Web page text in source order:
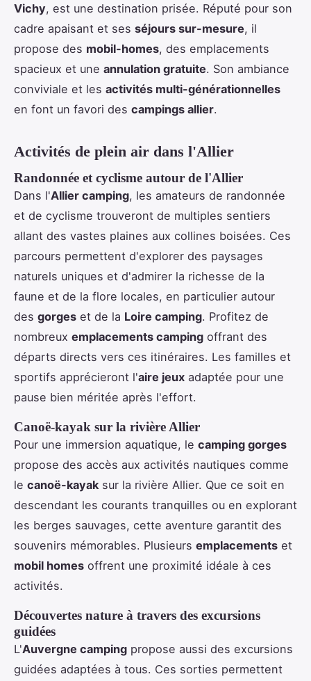
Vichy, est une destination prisée. Réputé pour son
cadre apaisant et ses séjours sur-mesure, il
propose des mobil-homes, des emplacements
spacieux et une annulation gratuite. Son ambiance
conviviale et les activités multi-générationnelles
en font un favori des campings allier.
Activités de plein air dans l'Allier
Randonnée et cyclisme autour de l'Allier
Dans l'Allier camping, les amateurs de randonnée
et de cyclisme trouveront de multiples sentiers
allant des vastes plaines aux collines boisées. Ces
parcours permettent d'explorer des paysages
naturels uniques et d'admirer la richesse de la
faune et de la flore locales, en particulier autour
des gorges et de la Loire camping. Profitez de
nombreux emplacements camping offrant des
départs directs vers ces itinéraires. Les familles et
sportifs apprécieront l'aire jeux adaptée pour une
pause bien méritée après l'effort.
Canoë-kayak sur la rivière Allier
Pour une immersion aquatique, le camping gorges
propose des accès aux activités nautiques comme
le canoë-kayaksur la rivière Allier. Que ce soit en
descendant les courants tranquilles ou en explorant
les berges sauvages, cette aventure garantit des
souvenirs mémorables. Plusieurs emplacements et
mobil homes offrent une proximité idéale à ces
activités.
Découvertes nature à travers des excursions
guidées
L'Auvergne camping propose aussi des excursions
guidées adaptées à tous. Ces sorties permettent